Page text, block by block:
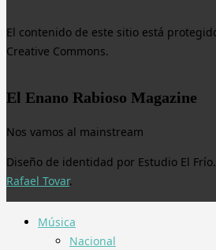
El contenido de este sitio está
Creative Commons.
El Enano Rabioso Magazine
Nos vamos al mainstream
Diseño de identidad por Estudio El
Rafael Tovar.
Música
Nacional